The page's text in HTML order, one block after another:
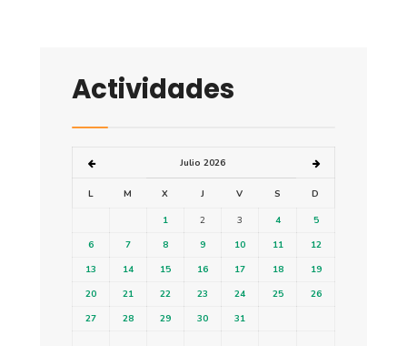
Actividades
Julio 2026
L M X J V S D
1 2 3 4
5
6
7 8 9 10 11
12
13
14 15 16 17 18
19
20
21 22 23 24 25
26
27
28 29 30 31